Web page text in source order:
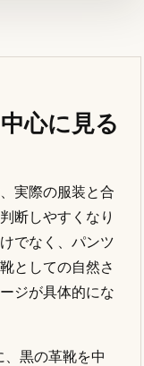
心に見る
実際の服装と合
断しやすくなり
でなく、パンツ
としての自然さ
ジが具体的にな
、黒の革靴を中